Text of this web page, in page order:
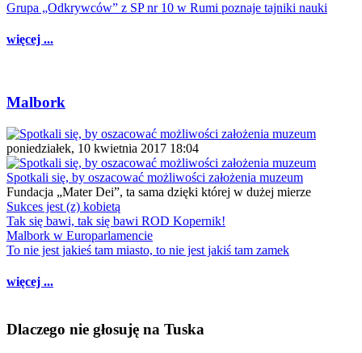
Grupa „Odkrywców” z SP nr 10 w Rumi poznaje tajniki nauki
więcej ...
Malbork
poniedziałek, 10 kwietnia 2017 18:04
Spotkali się, by oszacować możliwości założenia muzeum
Fundacja „Mater Dei”, ta sama dzięki której w dużej mierze
Sukces jest (z) kobietą
Tak się bawi, tak się bawi ROD Kopernik!
Malbork w Europarlamencie
To nie jest jakieś tam miasto, to nie jest jakiś tam zamek
więcej ...
Dlaczego nie głosuję na Tuska